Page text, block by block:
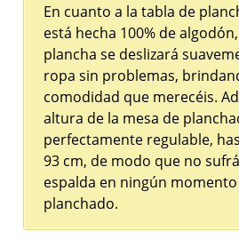
En cuanto a la tabla de
está hecha 100% de
plancha se deslizará
ropa sin problemas,
comodidad que merecéis.
altura de la mesa de
perfectamente regulable,
93 cm, de modo que no
espalda en ningún
planchado.